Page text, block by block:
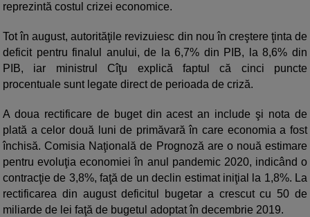
reprezintă costul crizei economice.
Tot în august, autorităţile revizuiesc din nou în creştere ţinta de
deficit pentru finalul anului, de la 6,7% din PIB, la 8,6% din
PIB, iar ministrul Cîţu explică faptul că cinci puncte
procentuale sunt legate direct de perioada de criză.
A doua rectificare de buget din acest an include şi nota de
plată a celor două luni de primăvară în care economia a fost
închisă. Comisia Naţională de Prognoză are o nouă estimare
pentru evoluţia economiei în anul pandemic 2020, indicând o
contracţie de 3,8%, faţă de un declin estimat iniţial la 1,8%. La
rectificarea din august deficitul bugetar a crescut cu 50 de
miliarde de lei faţă de bugetul adoptat în decembrie 2019.